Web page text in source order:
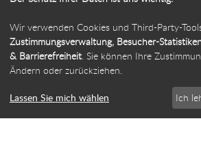
Ihr Weg zur
Wir verwenden Cookies und Third-Party-
Zustimmungsverwaltung, Besucher-
& Barrierefreiheit. Sie können Ihre
Ändern oder zurückziehen.
Lassen Sie mich wählen Ich